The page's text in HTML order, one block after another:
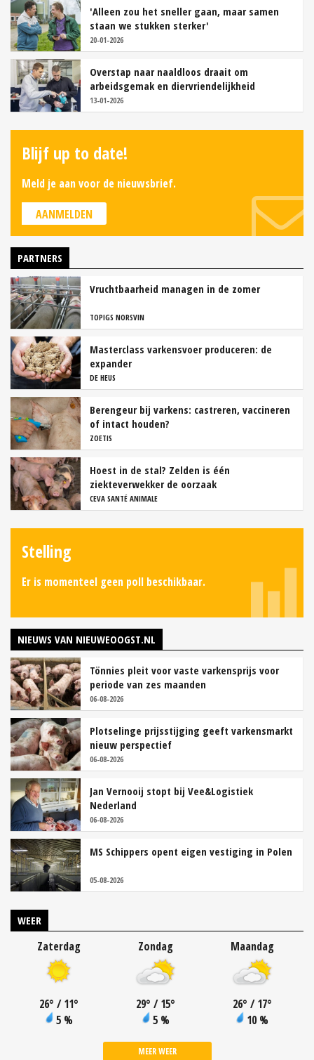
'Alleen zou het sneller gaan, maar samen
staan we stukken sterker'
20-01-2026
Overstap naar naaldloos draait om
arbeidsgemak en diervriendelijkheid
13-01-2026
Blijf up to date!
Meld je aan voor de nieuwsbrief.
AANMELDEN
PARTNERS
Vruchtbaarheid managen in de zomer
TOPIGS NORSVIN
Masterclass varkensvoer produceren: de
expander
DE HEUS
Berengeur bij varkens: castreren, vaccineren
of intact houden?
ZOETIS
Hoest in de stal? Zelden is één
ziekteverwekker de oorzaak
CEVA SANTÉ ANIMALE
Stelling
Er is momenteel geen poll beschikbaar.
NIEUWS VAN NIEUWEOOGST.NL
Tönnies pleit voor vaste varkensprijs voor
periode van zes maanden
06-08-2026
Plotselinge prijsstijging geeft varkensmarkt
nieuw perspectief
06-08-2026
Jan Vernooij stopt bij Vee&Logistiek
Nederland
06-08-2026
MS Schippers opent eigen vestiging in Polen
05-08-2026
WEER
Zaterdag
26° / 11°
5 %
Zondag
29° / 15°
5 %
Maandag
26° / 17°
10 %
MEER WEER